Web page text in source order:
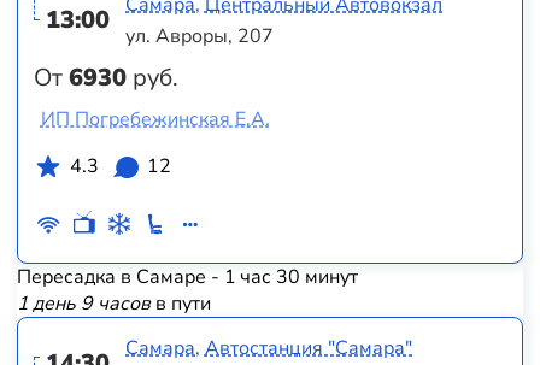
13:00
От6930 руб.
ул. Авроры, 207
ИП Погребежинская Е.А.
4.3
12
Пересадка в Самаре - 1 час 30 минут
1 день 9 часовв пути
Самара, Автостанция "Самара"